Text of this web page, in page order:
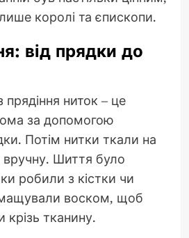
королі та єпископи.
від прядки до
ниток – це
за допомогою
Потім нитки ткали на
вручну. Шиття було
робили з кістки чи
воском, щоб
тканину.